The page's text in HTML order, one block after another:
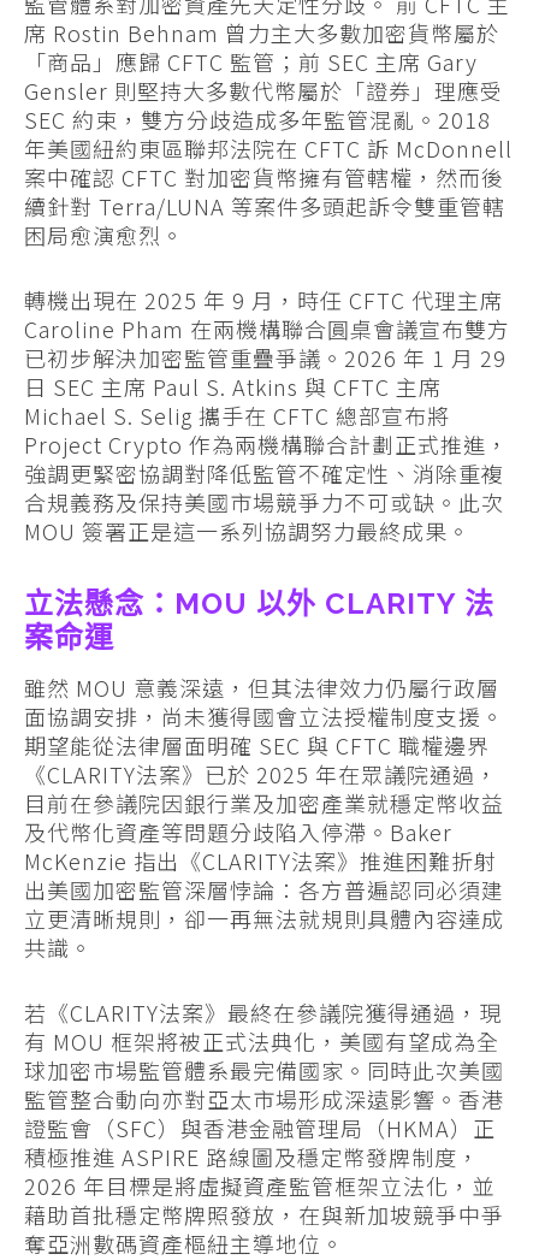
席 Rostin Behnam 曾力主大多數加密貨幣屬於
「商品」應歸 CFTC 監管；前 SEC 主席 Gary
Gensler 則堅持大多數代幣屬於「證券」理應受
SEC 約束，雙方分歧造成多年監管混亂。2018
年美國紐約東區聯邦法院在 CFTC 訴 McDonnell
案中確認 CFTC 對加密貨幣擁有管轄權，然而後
續針對 Terra/LUNA 等案件多頭起訴令雙重管轄
困局愈演愈烈。
轉機出現在 2025 年 9 月，時任 CFTC 代理主席
Caroline Pham 在兩機構聯合圓桌會議宣布雙方
已初步解決加密監管重疊爭議。2026 年 1 月 29
日 SEC 主席 Paul S. Atkins 與 CFTC 主席
Michael S. Selig 攜手在 CFTC 總部宣布將
Project Crypto 作為兩機構聯合計劃正式推進，
強調更緊密協調對降低監管不確定性、消除重複
合規義務及保持美國市場競爭力不可或缺。此次
MOU 簽署正是這一系列協調努力最終成果。
立法懸念：MOU 以外 CLARITY 法
案命運
雖然 MOU 意義深遠，但其法律效力仍屬行政層
面協調安排，尚未獲得國會立法授權制度支援。
期望能從法律層面明確 SEC 與 CFTC 職權邊界
《CLARITY法案》已於 2025 年在眾議院通過，
目前在參議院因銀行業及加密產業就穩定幣收益
及代幣化資產等問題分歧陷入停滯。Baker
McKenzie 指出《CLARITY法案》推進困難折射
出美國加密監管深層悖論：各方普遍認同必須建
立更清晰規則，卻一再無法就規則具體內容達成
共識。
若《CLARITY法案》最終在參議院獲得通過，現
有 MOU 框架將被正式法典化，美國有望成為全
球加密市場監管體系最完備國家。同時此次美國
監管整合動向亦對亞太市場形成深遠影響。香港
證監會（SFC）與香港金融管理局（HKMA）正
積極推進 ASPIRE 路線圖及穩定幣發牌制度，
2026 年目標是將虛擬資產監管框架立法化，並
藉助首批穩定幣牌照發放，在與新加坡競爭中爭
奪亞洲數碼資產樞紐主導地位。